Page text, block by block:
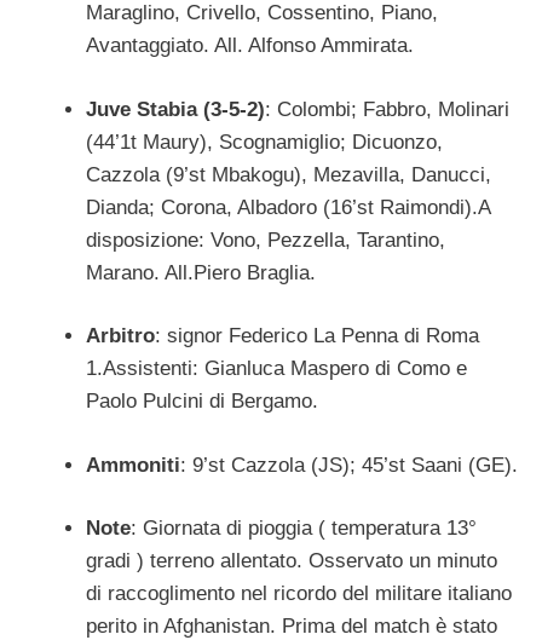
Maraglino, Crivello, Cossentino, Piano,
Avantaggiato. All. Alfonso Ammirata.
Juve Stabia (3-5-2): Colombi; Fabbro, Molinari
(44’1t Maury), Scognamiglio; Dicuonzo,
Cazzola (9’st Mbakogu), Mezavilla, Danucci,
Dianda; Corona, Albadoro (16’st Raimondi).A
disposizione: Vono, Pezzella, Tarantino,
Marano. All.Piero Braglia.
Arbitro: signor Federico La Penna di Roma
1.Assistenti: Gianluca Maspero di Como e
Paolo Pulcini di Bergamo.
Ammoniti: 9’st Cazzola (JS); 45’st Saani (GE).
Note: Giornata di pioggia ( temperatura 13°
gradi ) terreno allentato. Osservato un minuto
di raccoglimento nel ricordo del militare italiano
perito in Afghanistan. Prima del match è stato